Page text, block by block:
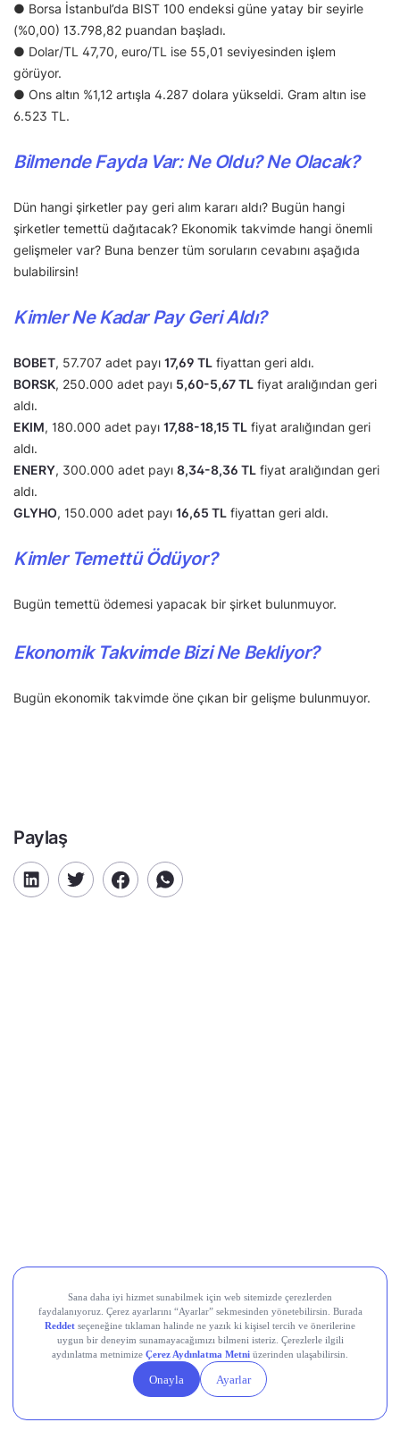
● Borsa İstanbul’da BIST 100 endeksi güne yatay bir seyirle
(%0,00) 13.798,82 puandan başladı.
● Dolar/TL 47,70, euro/TL ise 55,01 seviyesinden işlem
görüyor.
● Ons altın %1,12 artışla 4.287 dolara yükseldi. Gram altın ise
6.523 TL.
Bilmende Fayda Var: Ne Oldu? Ne Olacak?
Dün hangi şirketler pay geri alım kararı aldı? Bugün hangi
şirketler temettü dağıtacak? Ekonomik takvimde hangi önemli
gelişmeler var? Buna benzer tüm soruların cevabını aşağıda
bulabilirsin!
Kimler Ne Kadar Pay Geri Aldı?
BOBET, 57.707 adet payı 17,69 TL fiyattan geri aldı.
BORSK, 250.000 adet payı 5,60-5,67 TL fiyat aralığından geri
aldı.
EKIM, 180.000 adet payı 17,88-18,15 TL fiyat aralığından geri
aldı.
ENERY, 300.000 adet payı 8,34-8,36 TL fiyat aralığından geri
aldı.
GLYHO, 150.000 adet payı 16,65 TL fiyattan geri aldı.
Kimler Temettü Ödüyor?
Bugün temettü ödemesi yapacak bir şirket bulunmuyor.
Ekonomik Takvimde Bizi Ne Bekliyor?
Bugün ekonomik takvimde öne çıkan bir gelişme bulunmuyor.
Paylaş